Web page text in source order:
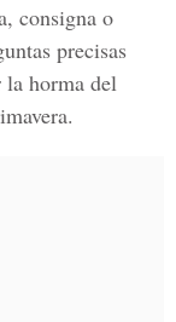
consigna o
precisas
la horma del